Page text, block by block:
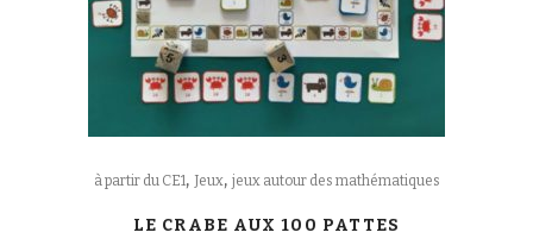
à partir du CE1, Jeux, jeux autour des mathématiques
LE CRABE AUX 100 PATTES